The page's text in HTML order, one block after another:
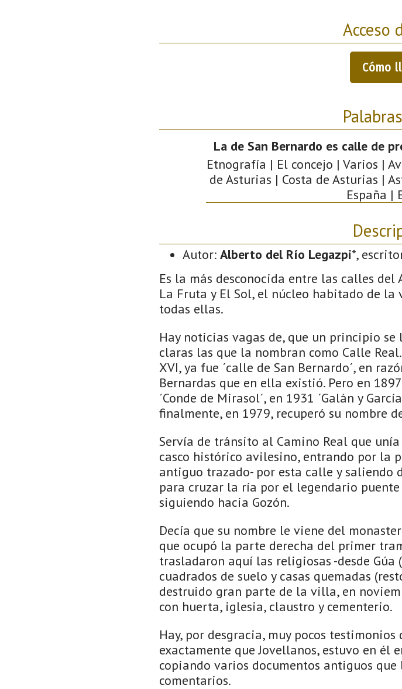
Acceso
Cómo
La de San Bernardo es calle de
Etnografía | El concejo | Varios |
de Asturias | Costa de Asturias |
España |
Autor: Alberto del Río Legazpi*,
Es la más desconocida entre las calles
La Fruta y El Sol, el núcleo habitado de
todas ellas.
Hay noticias vagas de, que un principio
claras las que la nombran como Calle
XVI, ya fue ´calle de San Bernardo´, en
Bernardas que en ella existió. Pero en
´Conde de Mirasol´, en 1931 ´Galán y
finalmente, en 1979, recupe­ró su nombre
Servía de tránsito al Camino Real que
casco histórico avilesino, entrando por la
antiguo trazado- por esta calle y
para cruzar la ría por el legendario puen­te
siguiendo hacia Gozón.
Decía que su nombre le viene del
que ocupó la parte derecha del primer
trasladaron aquí las religiosas -desde Gúa
cuadrados de suelo y casas quemadas
destruido gran parte de la villa, en
con huerta, iglesia, claustro y cementerio.
Hay, por desgracia, muy pocos
exactamente que Jovellanos, estuvo en él
copiando varios documentos antiguos que
comentarios.